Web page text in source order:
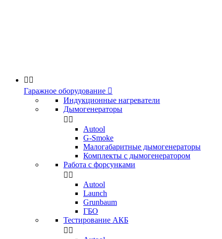
 
Гаражное оборудование 
Индукционные нагреватели
Дымогенераторы
 
Аutool
G-Smoke
Малогабаритные дымогенераторы
Комплекты с дымогенератором
Работа с форсунками
 
Autool
Launch
Grunbaum
ГБО
Тестирование АКБ
 